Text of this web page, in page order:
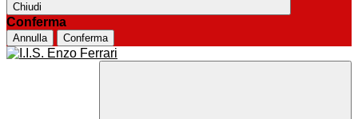
Chiudi
Conferma
Annulla Conferma